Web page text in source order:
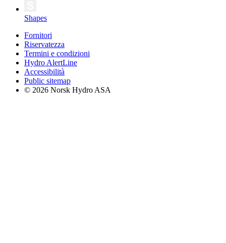
Shapes
Fornitori
Riservatezza
Termini e condizioni
Hydro AlertLine
Accessibilità
Public sitemap
© 2026 Norsk Hydro ASA